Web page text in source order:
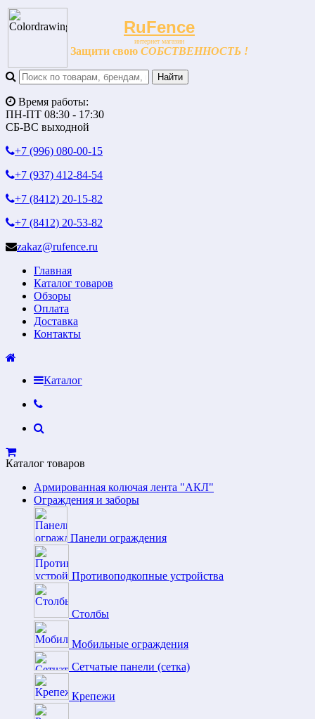
RuFence
интернет магазин
Защити свою СОБСТВЕННОСТЬ !
Время работы:
ПН-ПТ 08:30 - 17:30
СБ-ВС выходной
+7 (996) 080-00-15
+7 (937) 412-84-54
+7 (8412) 20-15-82
+7 (8412) 20-53-82
zakaz@rufence.ru
Главная
Каталог товаров
Обзоры
Оплата
Доставка
Контакты
Каталог
Каталог товаров
Армированная колючая лента "АКЛ"
Ограждения и заборы
Панели ограждения
Противоподкопные устройства
Столбы
Мобильные ограждения
Сетчатые панели (сетка)
Крепежи